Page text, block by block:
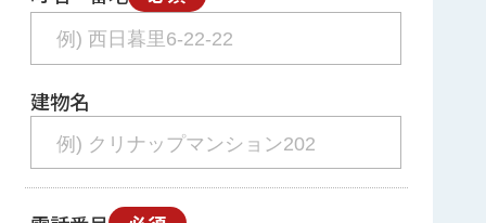
建物名